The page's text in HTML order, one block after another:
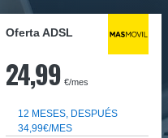
Oferta ADSL
24,99 €/mes
12 MESES, DESPUÉS
34,99€/MES